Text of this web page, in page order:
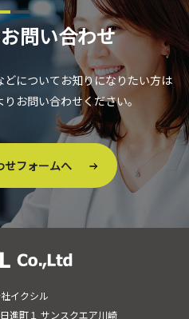
問い合わせ
についてお知りになりたい方は
お問い合わせください。
せフォームへ
イクシル
進町１ サンスクエア川崎